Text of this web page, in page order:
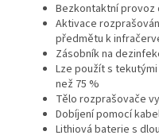
Bezkontaktní provoz
Aktivace
předmětu k
Zásobník na
Lze použít s
než 75 %
Tělo rozprašovače
Dobíjení pomocí
Lithiová baterie s